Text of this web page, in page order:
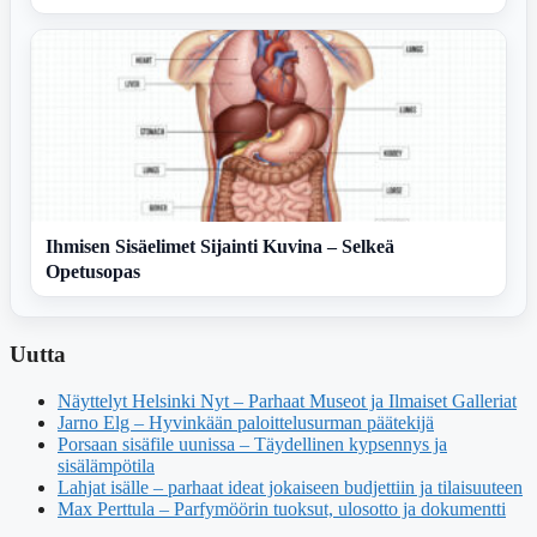
Ihmisen Sisäelimet Sijainti Kuvina – Selkeä
Opetusopas
Uutta
Näyttelyt Helsinki Nyt – Parhaat Museot ja Ilmaiset Galleriat
Jarno Elg – Hyvinkään paloittelusurman päätekijä
Porsaan sisäfile uunissa – Täydellinen kypsennys ja
sisälämpötila
Lahjat isälle – parhaat ideat jokaiseen budjettiin ja tilaisuuteen
Max Perttula – Parfymöörin tuoksut, ulosotto ja dokumentti